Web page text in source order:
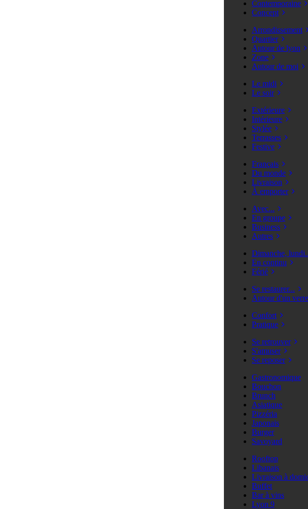
Contemporaine
Concept
Arrondissement
Quartier
Autour de lyon
Zone
Autour de moi
Le midi
Le soir
Extérieure
Intérieure
Stylée
Terrasses
Festive
Français
Du monde
Livraison
À emporter
Avec...
En groupe
Business
Autres
Dimanche,
En continu
Férié
Se restaurer...
Autour d'un verre
Confort
Pratique
Se retrouver
S'amuser
Se reposer
Gastronomique
Bouchon
Brunch
Asiatique
Pizzéria
Japonais
Burger
Savoyard
Rooftop
Libanais
Livraison à
Buffet
Bar à vins
Lyon 9